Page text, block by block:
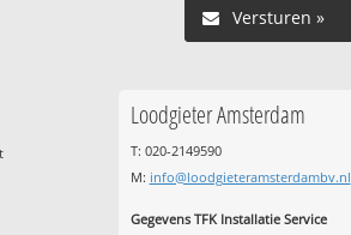
Versturen »
Loodgieter Amsterdam
T: 020-2149590
M: info@loodgieteramsterdambv.nl
Gegevens TFK Installatie Service